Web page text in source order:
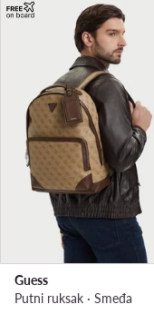
Guess
Putni ruksak · Smeđa